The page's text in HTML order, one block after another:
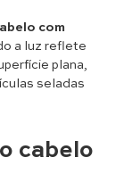
com
a luz reflete
plana,
seladas
cabelo